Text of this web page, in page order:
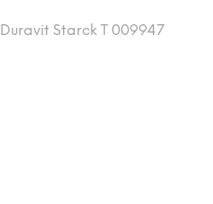
Starck T 009947